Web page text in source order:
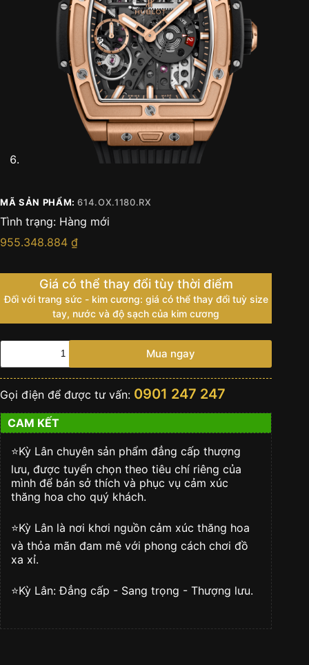
MÃ SẢN PHẨM:614.OX.1180.RX
Tình trạng: Hàng mới
955.348.884 ₫
Giá có thể thay đổi tùy thời điểm
Đối với trang sức - kim cương: giá có thể thay đổi tuỳ size
tay, nước và độ sạch của kim cương
HUBLOT
OF
BANG
MECA-
10
KING
GOLD
số
lượng
Mua ngay
Gọi điện để được tư vấn: 0901 247 247
CAM KẾT
⭐️Kỳ Lân chuyên sản phẩm đẳng cấp thượng
lưu, được tuyển chọn theo tiêu chí riêng của
mình để bán sở thích và phục vụ cảm xúc
thăng hoa cho quý khách.
⭐️Kỳ Lân là nơi khơi nguồn cảm xúc thăng hoa
và thỏa mãn đam mê với phong cách chơi đồ
xa xỉ.
⭐️Kỳ Lân: Đẳng cấp - Sang trọng - Thượng lưu.